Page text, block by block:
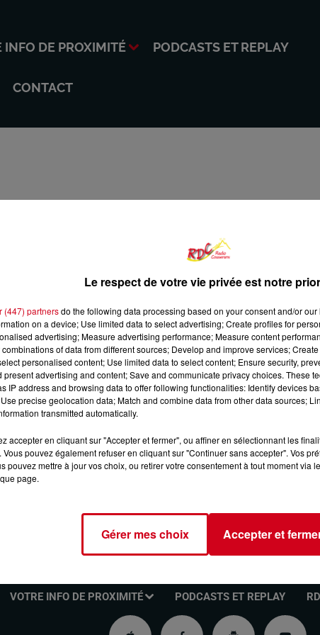
INFO DE PROXIMITÉ PODCASTS ET REPLAY
CONTACT
départementale, membre d’Avenir Ariège
Présidente du Département de l’Ariège, plongez dans les
gouvernance départementale.
au service du territoire, ainsi que sur le rôle stratégique
incombent à une présidente.
défis à relever, les arbitrages à opérer, et les convictions qui
du dépôt de cookies que vous avez exprimé. Si vous
accord en cliquant sur le bouton ci-dessous.
Afficher l'élément
VOTRE INFO DE PROXIMITÉ PODCASTS ET REPLAY
Le respect de votre vie privée est notre
(447) partnersdo the following data processing based on your consent and/or
on a device; Use limited data to select advertising; Create profiles for
advertising; Measure advertising performance; Measure content
combinations of data from different sources; Develop and improve services;
personalised content; Use limited data to select content; Ensure security,
present advertising and content; Save and communicate privacy choices. These
IP address and browsing data to offer following functionalities: Identify devices
precise geolocation data; Match and combine data from other data sources;
transmitted automatically.
accepter en cliquant sur "Accepter et fermer", ou affiner en sélectionnant les
Vous pouvez également refuser en cliquant sur "Continuer sans accepter". Vos
pouvez mettre à jour vos choix, ou retirer votre consentement à tout moment via
page.
Gérer mes choix Accepter et